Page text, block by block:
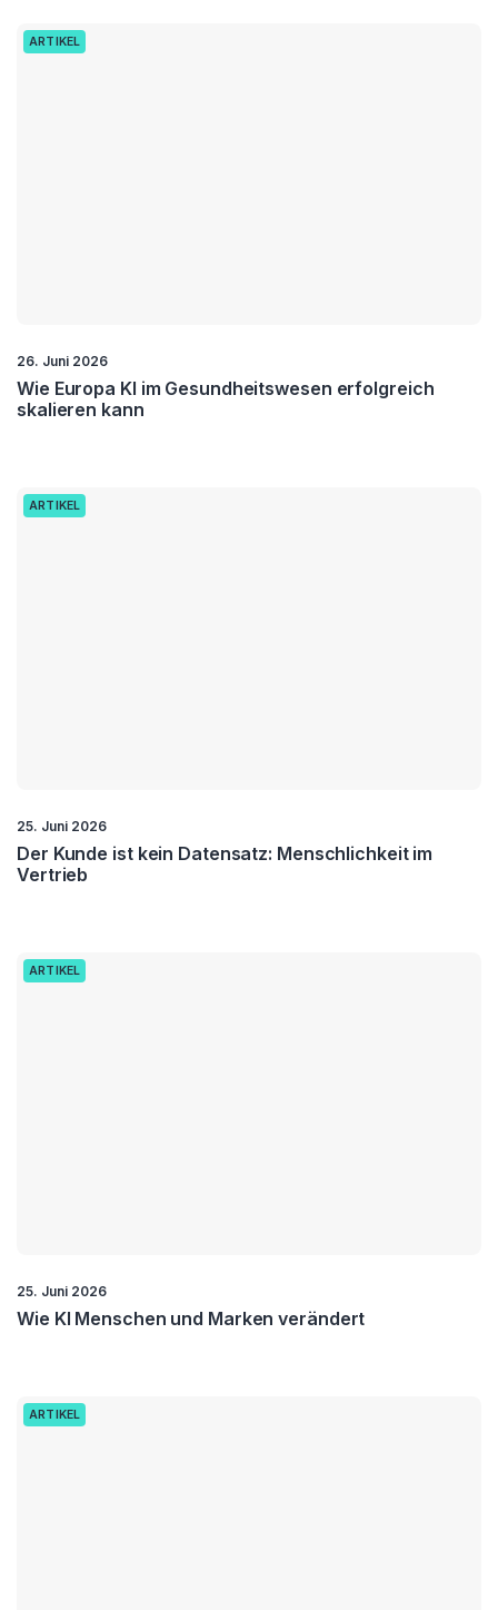
ARTIKEL
26. Juni 2026
Wie Europa KI im Gesundheitswesen erfolgreich
skalieren kann
ARTIKEL
25. Juni 2026
Der Kunde ist kein Datensatz: Menschlichkeit im
Vertrieb
ARTIKEL
25. Juni 2026
Wie KI Menschen und Marken verändert
ARTIKEL